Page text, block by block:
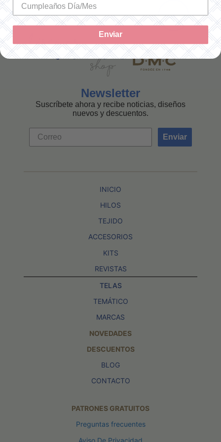
Newsletter
Suscríbete ahora y recibe noticias, diseños
nuevos y descuentos.
Enviar
INICIO
HILOS
TEJIDO
ACCESORIOS
KITS
REVISTAS
TELAS
TEMÁTICO
MARCAS
NOVEDADES
DESCUENTOS
BLOG
CONTACTO
PATRONES GRATUITOS
Preguntas frecuentes
Aviso De Privacidad
Enviar